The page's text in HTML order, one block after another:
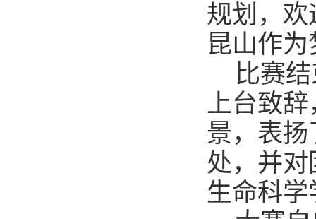
规划，
昆山作
比赛
上台致
景，表
处，并
生命科